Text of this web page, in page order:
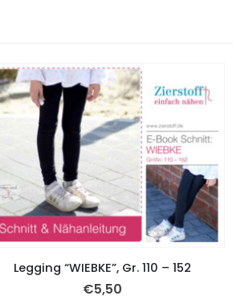
Legging “WIEBKE”, Gr. 110 – 152
€5,50